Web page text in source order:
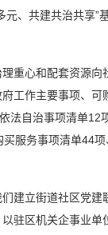
元、共建共治共享”
重心和配套资源向
工作主要事项、可
法自治事项清单12
服务事项清单44
建立街道社区党建
驻区机关企事业单